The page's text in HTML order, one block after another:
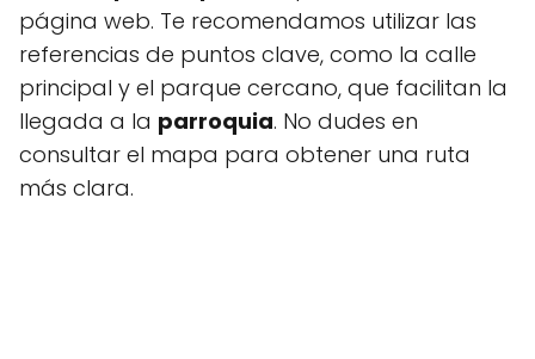
página web. Te recomendamos utilizar las
referencias de puntos clave, como la calle
principal y el parque cercano, que facilitan la
llegada a la parroquia. No dudes en
consultar el mapa para obtener una ruta
más clara.